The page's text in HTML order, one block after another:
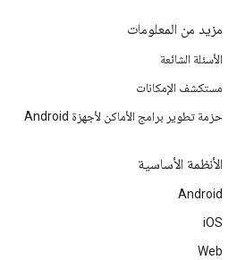
مزيد من المعلومات
الأسئلة الشائعة
مستكشف الإمكانات
حزمة تطوير برامج الأماكن لأجهزة Android
الأنظمة الأساسية
Android
iOS
Web